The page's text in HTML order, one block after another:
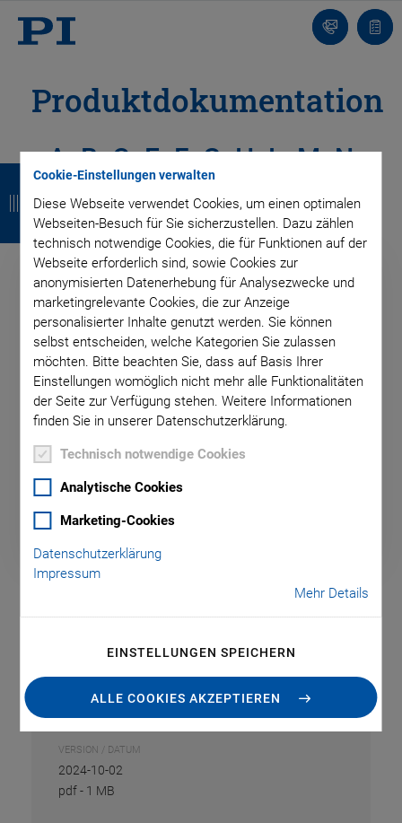
Cookie-Einstellungen verwalten
Diese Webseite verwendet Cookies, um einen optimalen
Webseiten-Besuch für Sie sicherzustellen. Dazu zählen
technisch notwendige Cookies, die für Funktionen auf der
Webseite erforderlich sind, sowie Cookies zur
anonymisierten Datenerhebung für Analysezwecke und
marketingrelevante Cookies, die zur Anzeige
personalisierter Inhalte genutzt werden. Sie können
selbst entscheiden, welche Kategorien Sie zulassen
möchten. Bitte beachten Sie, dass auf Basis Ihrer
Einstellungen womöglich nicht mehr alle Funktionalitäten
der Seite zur Verfügung stehen. Weitere Informationen
finden Sie in unserer Datenschutzerklärung.
Technisch notwendige Cookies
Analytische Cookies
Marketing-Cookies
Datenschutzerklärung
Impressum
Mehr Details
EINSTELLUNGEN SPEICHERN
ALLE COOKIES AKZEPTIEREN
Kontakt
Produktdokumentation
A B C E F G H L M N
P
S U X
PRODUKT
Alle
PRODUKT
DOKUMENTENTYP
Alle
DOKUMENTENTYP
PRODUKTKATEGORIE
Datenblatt U-781
VERSION / DATUM
2024-10-02
pdf- 1 MB
Z
u
r
ü
c
k
Z
u
r
ü
c
k
Z
u
r
ü
c
k
Z
u
r
ü
c
k